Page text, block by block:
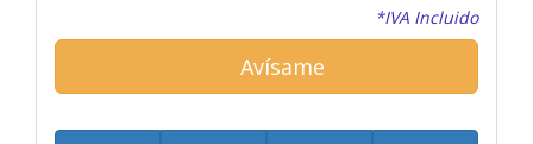
*IVA Incluido
Avísame